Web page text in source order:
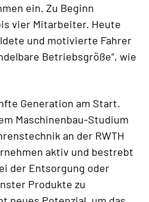
ein. Zu Beginn
vier Mitarbeiter. Heute
und motivierte Fahrer
Betriebsgröße“, wie
Generation am Start.
Maschinenbau-Studium
an der RWTH
aktiv und bestrebt
der Entsorgung oder
Produkte zu